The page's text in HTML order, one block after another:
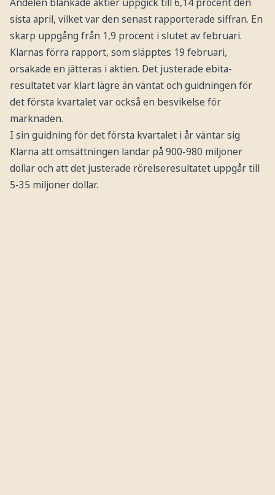
sista april, vilket var den senast rapporterade siffran. En
skarp uppgång från 1,9 procent i slutet av februari.
Klarnas förra rapport, som släpptes 19 februari,
orsakade en jätteras i aktien. Det justerade ebita-
resultatet var klart lägre än väntat och guidningen för
det första kvartalet var också en besvikelse för
marknaden.
I sin guidning för det första kvartalet i år väntar sig
Klarna att omsättningen landar på 900-980 miljoner
dollar och att det justerade rörelseresultatet uppgår till
5-35 miljoner dollar.